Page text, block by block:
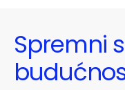
Spremni